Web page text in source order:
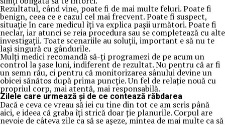
Rezultatul, când vine, poate fi de mai multe feluri. Poate fi
benign, ceea ce e cazul cel mai frecvent. Poate fi suspect,
situație în care medicul îți va explica pașii următori. Poate fi
neclar, iar atunci se reia procedura sau se completează cu alte
investigații. Toate scenariile au soluții, important e să nu te
lași singură cu gândurile.
Mulți medici recomandă să-ți programezi de pe acum un
control la șase luni, indiferent de rezultat. Nu pentru că ar fi
un semn rău, ci pentru că monitorizarea sânului devine un
obicei sănătos după prima puncție. Un fel de relație nouă cu
propriul corp, mai atentă, mai responsabilă.
Zilele care urmează și de ce contează răbdarea
Dacă e ceva ce vreau să iei cu tine din tot ce am scris până
aici, e ideea că graba îți strică doar ție planurile. Corpul are
nevoie de câteva zile ca să se așeze, mintea de mai multe ca să